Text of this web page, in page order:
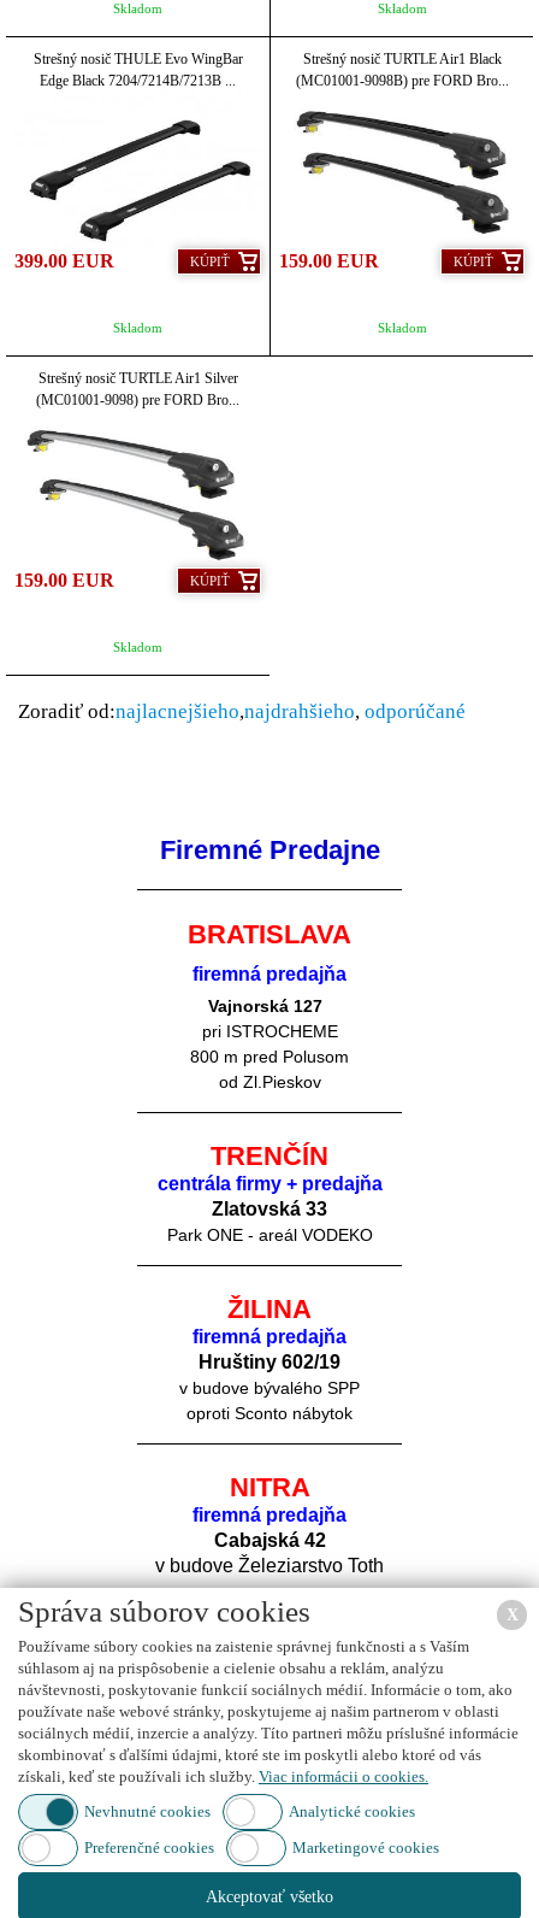
Skladom Skladom
Strešný nosič THULE Evo WingBar
Edge Black 7204/7214B/7213B ...
399.00 EUR KÚPIŤ
Skladom
Strešný nosič TURTLE Air1 Black
(MC01001-9098B) pre FORD Bro...
159.00 EUR KÚPIŤ
Skladom
Strešný nosič TURTLE Air1 Silver
(MC01001-9098) pre FORD Bro...
159.00 EUR KÚPIŤ
Skladom
Zoradiť od:najlacnejšieho,najdrahšieho, odporúčané
Firemné Predajne
BRATISLAVA
firemná predajňa
Vajnorská 127
pri ISTROCHEME
800 m pred Polusom
od Zl.Pieskov
TRENČÍN
centrála firmy + predajňa
Zlatovská 33
Park ONE - areál VODEKO
ŽILINA
firemná predajňa
Hruštiny 602/19
v budove bývalého SPP
oproti Sconto nábytok
NITRA
firemná predajňa
Cabajská 42
v budove Železiarstvo Toth
Nájdete nás naFACEBOOKu
Nájdete nás na INSTAGRAMe
X
Správa súborov cookies
Používame súbory cookies na zaistenie správnej funkčnosti a s Vaším
súhlasom aj na prispôsobenie a cielenie obsahu a reklám, analýzu
návštevnosti, poskytovanie funkcií sociálnych médií. Informácie o tom, ako
používate naše webové stránky, poskytujeme aj našim partnerom v oblasti
sociálnych médií, inzercie a analýzy. Títo partneri môžu príslušné informácie
skombinovať s ďalšími údajmi, ktoré ste im poskytli alebo ktoré od vás
získali, keď ste používali ich služby. Viac informácii o cookies.
Nevhnutné cookies
Analytické cookies
Preferenčné cookies
Marketingové cookies
Akceptovať všetko